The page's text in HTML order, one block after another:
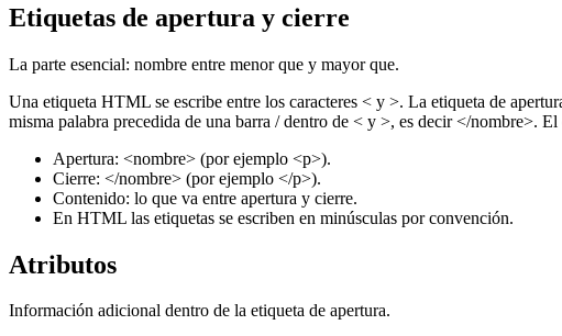
Etiquetas de apertura y cierre
La parte esencial: nombre entre menor que y mayor que.
Una etiqueta HTML se escribe entre los caracteres < y >. La etiqueta de
misma palabra precedida de una barra / dentro de < y >, es decir </nombre>.
Apertura: <nombre> (por ejemplo <p>).
Cierre: </nombre> (por ejemplo </p>).
Contenido: lo que va entre apertura y cierre.
En HTML las etiquetas se escriben en minúsculas por convención.
Atributos
Información adicional dentro de la etiqueta de apertura.